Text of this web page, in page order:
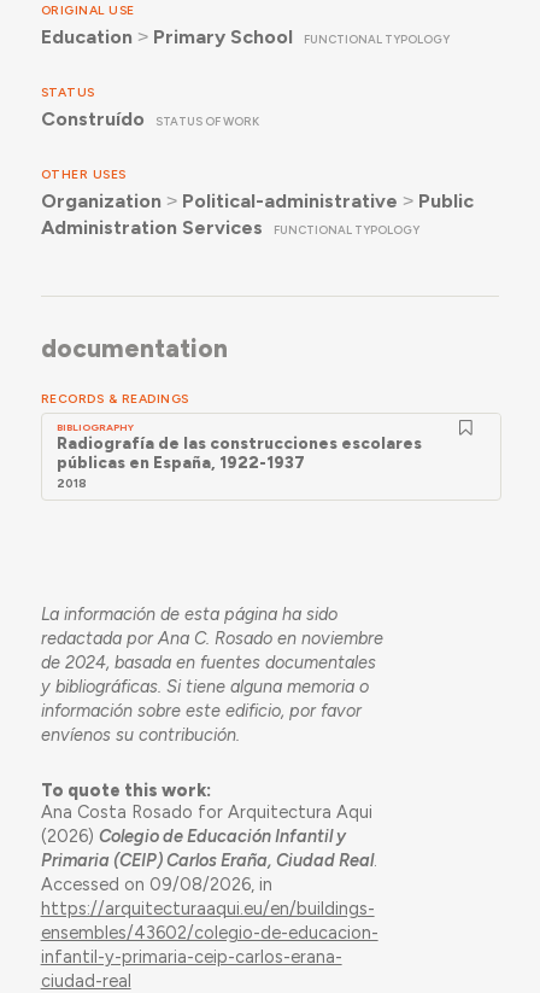
ORIGINAL USE
Education ˃ Primary School FUNCTIONAL TYPOLOGY
STATUS
Construído STATUS OF WORK
OTHER USES
Organization ˃ Political-administrative ˃ Public
Administration Services
FUNCTIONAL TYPOLOGY
documentation
RECORDS & READINGS
BIBLIOGRAPHY
Radiografía de las construcciones escolares
públicas en España, 1922-1937
2018
La información de esta página ha sido
redactada por Ana C. Rosado en noviembre
de 2024, basada en fuentes documentales
y bibliográficas. Si tiene alguna memoria o
información sobre este edificio, por favor
envíenos su contribución.
To quote this work:
Ana Costa Rosado for Arquitectura Aqui
(2026) Colegio de Educación Infantil y
Primaria (CEIP) Carlos Eraña, Ciudad Real.
Accessed on 09/08/2026, in
https://arquitecturaaqui.eu/en/buildings-
ensembles/43602/colegio-de-educacion-
infantil-y-primaria-ceip-carlos-erana-
ciudad-real